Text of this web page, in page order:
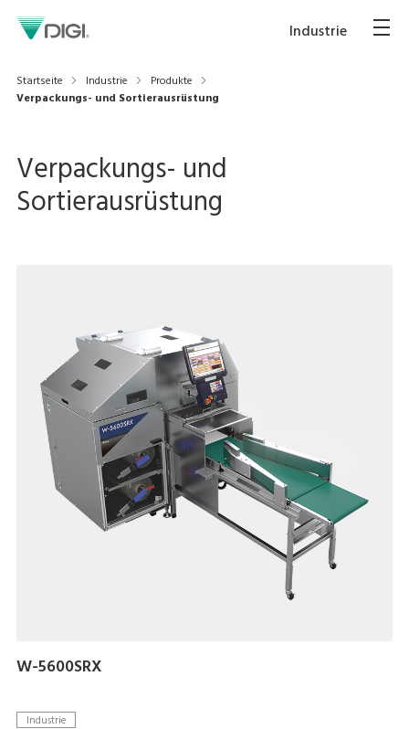
Industrie
Startseite Industrie
Produkte
Verpackungs- und Sortierausrüstung
Verpackungs- und
Sortierausrüstung
W-5600SRX
Industrie